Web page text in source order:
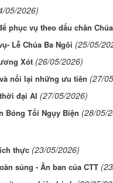
05/2026)
phục vụ theo dấu chân Chúa
Lễ Chúa Ba Ngôi (25/05/
Xót (26/05/2026)
nối lại những ưu tiên (27/
đại AI (27/05/2026)
Bóng Tối Ngụy Biện (28/05/
thực (23/05/2026)
sủng - Ân ban của CTT